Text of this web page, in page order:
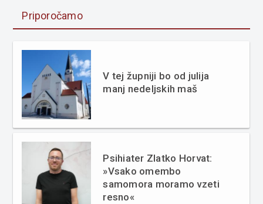
Priporočamo
V tej župniji bo od julija
manj nedeljskih maš
Psihiater Zlatko Horvat:
»Vsako omembo
samomora moramo vzeti
resno«